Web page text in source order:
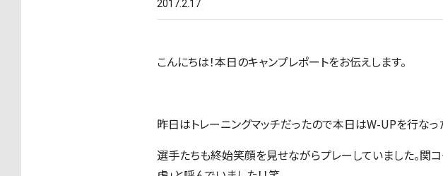
2017.2.17
こんにちは！本日のキャンプレポートをお伝えします。
昨日はトレーニングマッチだったので本日はW-UPを行なっ
選手たちも終始笑顔を見せながらプレーしていました。関